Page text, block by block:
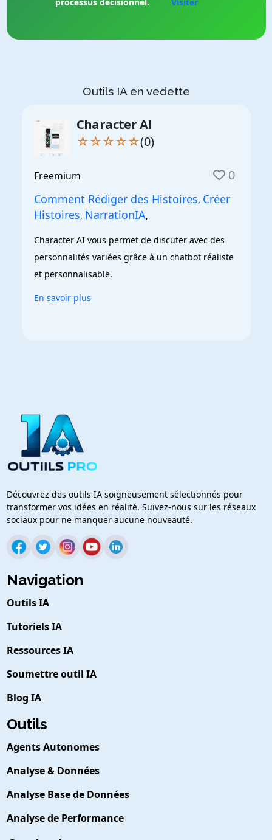
Outils IA en vedette
Character AI
☆☆☆☆☆(0)
Freemium 0
Comment Rédiger des Histoires, Créer
Histoires, NarrationIA,
Character AI vous permet de discuter avec des
personnalités variées grâce à un chatbot réaliste
et personnalisable.
En savoir plus
Découvrez des outils IA soigneusement sélectionnés pour
transformer vos idées en réalité. Suivez-nous sur les réseaux
sociaux pour ne manquer aucune nouveauté.
Navigation
Outils IA
Tutoriels IA
Ressources IA
Soumettre outil IA
Blog IA
Outils
Agents Autonomes
Analyse & Données
Analyse Base de Données
Analyse de Performance